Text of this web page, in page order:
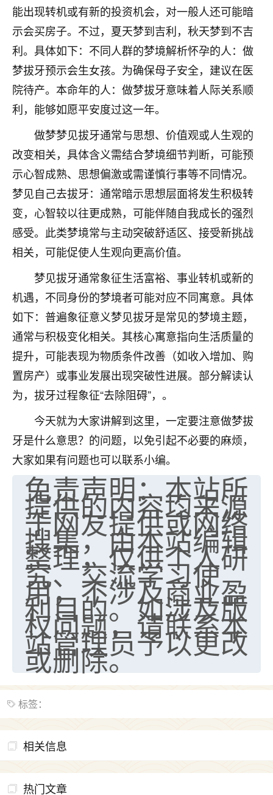
能出现转机或有新的投资机会，对一般人还可能暗
示会买房子。不过，夏天梦到吉利，秋天梦到不吉
利。具体如下：不同人群的梦境解析怀孕的人：做
梦拔牙预示会生女孩。为确保母子安全，建议在医
院待产。本命年的人：做梦拔牙意味着人际关系顺
利，能够如愿平安度过这一年。
做梦梦见拔牙通常与思想、价值观或人生观的
改变相关，具体含义需结合梦境细节判断，可能预
示心智成熟、思想偏激或需谨慎行事等不同情况。
梦见自己去拔牙：通常暗示思想层面将发生积极转
变，心智较以往更成熟，可能伴随自我成长的强烈
感受。此类梦境常与主动突破舒适区、接受新挑战
相关，可能促使人生观向更高价值。
梦见拔牙通常象征生活富裕、事业转机或新的
机遇，不同身份的梦境者可能对应不同寓意。具体
如下：普遍象征意义梦见拔牙是常见的梦境主题，
通常与积极变化相关。其核心寓意指向生活质量的
提升，可能表现为物质条件改善（如收入增加、购
置房产）或事业发展出现突破性进展。部分解读认
为，拔牙过程象征“去除阻碍”，。
今天就为大家讲解到这里，一定要注意做梦拔
牙是什么意思？的问题，以免引起不必要的麻烦，
大家如果有问题也可以联系小编。
免责声明：本站所
提供的内容均来源
于网友提供或网络
搜集，由本站编辑
整理，仅供个人研
究、交流学习使
用，不涉及商业盈
利目的。如涉及版
权问题，请联系本
站管理员予以更改
或删除。
标签：
相关信息
热门文章
1天前 来自四川 9
金白水清
我也想找老师看看，有没有人给个联系方式的啊？
鹿森：慧来老师微信：gjsy0624
1天前 来自江西
青春168
我也想要，我也想要！
2天前 来自山西 15
Jessica李
老师做不做超度法事？我想给我奶奶做超度，她今年
刚去世了。
做梦梦见她，后来也是朋友介绍，找到慧来老
师，安排了超度法事，做梦再也没有梦到过
了，一开始是半信半疑的，图个心安，给亡母
超度，现在看来，人不信也不行。
2天前 来自云南
优秀的张同学
老师收徒吗？？我对这些很感兴趣